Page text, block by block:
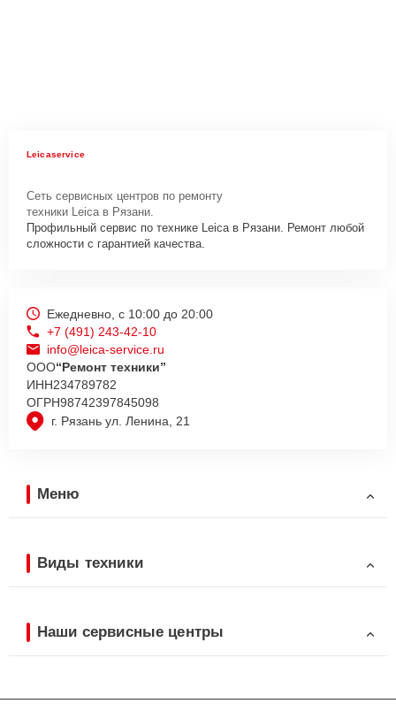
Leicaservice
Сеть сервисных центров по ремонту
техники Leica в Рязани.
Профильный сервис по технике Leica в Рязани. Ремонт любой
сложности с гарантией качества.
г. Рязань ул. Ленина, 21
Ежедневно, с 10:00 до 20:00
+7 (491) 243-42-10
info@leica-service.ru
ООО“Ремонт техники”
ИНН234789782
ОГРН98742397845098
Меню
Виды техники
Наши сервисные центры